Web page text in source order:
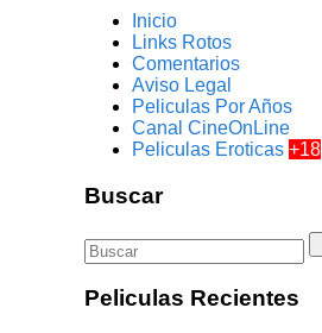
Inicio
Links Rotos
Comentarios
Aviso Legal
Peliculas Por Años
Canal CineOnLine
Peliculas Eroticas+18
Buscar
Peliculas Recientes